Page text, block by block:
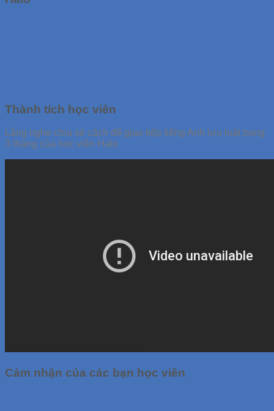
Thành tích học viên
Lắng nghe chia sẻ cách để giao tiếp tiếng Anh lưu loát trong
3 tháng của học viên Halo
Cảm nhận của các bạn học viên